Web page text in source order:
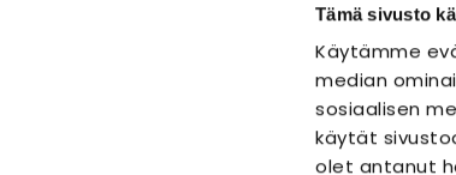
Tämä sivusto
Käytämme
median
sosiaalisen
käytät
olet antanut
SÄHKÖASENNUS